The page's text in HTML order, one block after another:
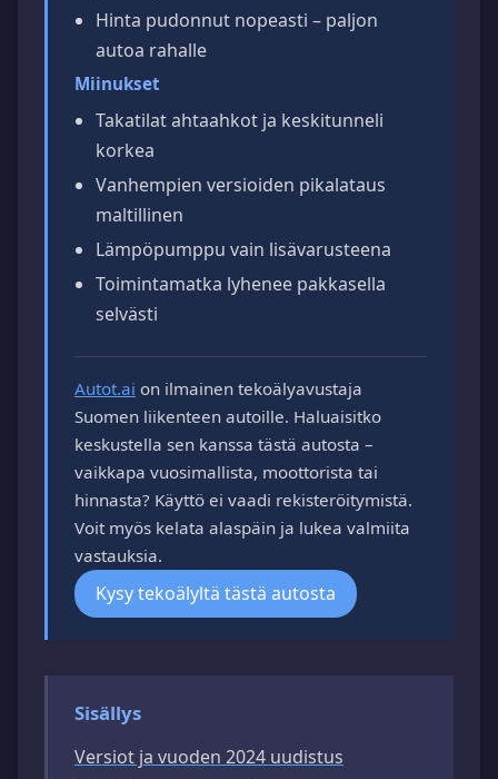
Hinta pudonnut nopeasti – paljon
autoa rahalle
Miinukset
Takatilat ahtaahkot ja keskitunneli
korkea
Vanhempien versioiden pikalataus
maltillinen
Lämpöpumppu vain lisävarusteena
Toimintamatka lyhenee pakkasella
selvästi
Autot.ai on ilmainen tekoälyavustaja
Suomen liikenteen autoille. Haluaisitko
keskustella sen kanssa tästä autosta –
vaikkapa vuosimallista, moottorista tai
hinnasta? Käyttö ei vaadi rekisteröitymistä.
Voit myös kelata alaspäin ja lukea valmiita
vastauksia.
Kysy tekoälyltä tästä autosta
Sisällys
Versiot ja vuoden 2024 uudistus